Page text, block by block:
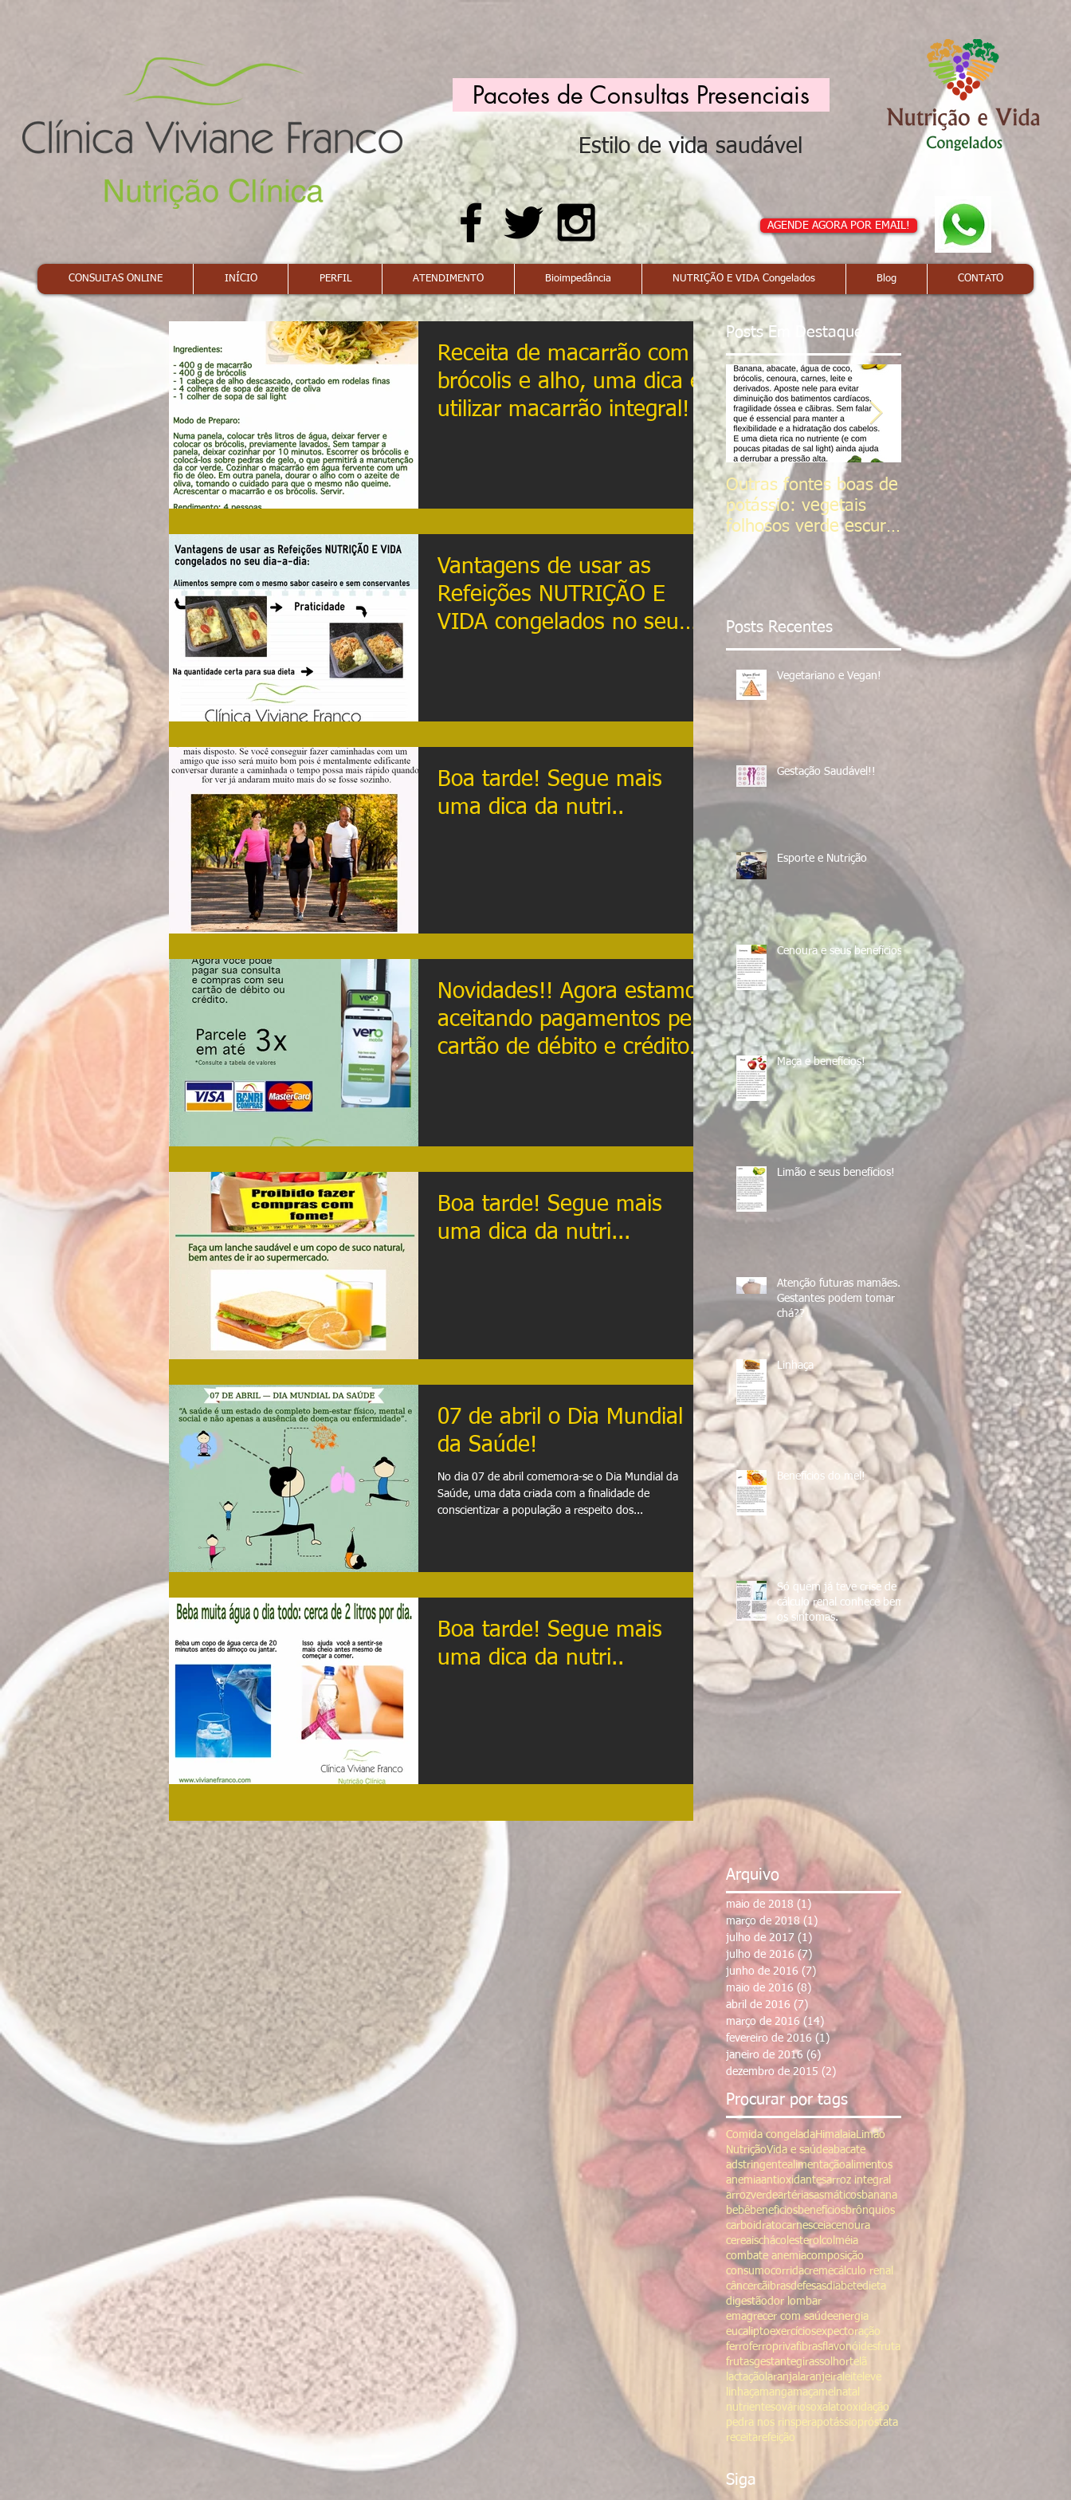
Pacotes de Consultas Presenciais
Estilo de vida saudável
AGENDE AGORA POR EMAIL!
CONSULTAS ONLINE INÍCIO PERFIL ATENDIMENTO Bioimpedância NUTRIÇÃO E VIDA Congelados Blog CONTATO
Receita de macarrão com
brócolis e alho, uma dica é
utilizar macarrão integral!
Vantagens de usar as
Refeições NUTRIÇÃO E
VIDA congelados no seu
Boa tarde! Segue mais
uma dica da nutri..
Novidades!! Agora estamos
aceitando pagamentos pelo
cartão de débito e crédito
Boa tarde! Segue mais
uma dica da nutri...
07 de abril o Dia Mundial
da Saúde!
No dia 07 de abril comemora-se o Dia Mundial da
Saúde, uma data criada com a finalidade de
conscientizar a população a respeito dos...
Boa tarde! Segue mais
uma dica da nutri..
Posts Em Destaque
Outras fontes boas de
potássio: vegetais
folhosos verde escuro,
frutas cítricas,
tomates, Sementes d
Sal do Himalaia
Posts Recentes
Vegetariano e Vegan!
Gestação Saudável!!
Esporte e Nutrição
Cenoura e seus benefícios!
Maça e benefícios!
Limão e seus benefícios!
Atenção futuras mamães....
Gestantes podem tomar
chá??
Linhaça
Benefícios do mel!
Só quem já teve crise de
cálculo renal conhece bem
os sintomas.
Arquivo
maio de 2018 (1) 1 post
março de 2018 (1) 1 post
julho de 2017 (1)
julho de 2016 (7) 7 posts
junho de 2016 (7)
maio de 2016 (8) 8 posts
abril de 2016 (7) 7 posts
março de 2016 (14)
fevereiro de 2016 (1) 1 post
janeiro de 2016 (6)
dezembro de 2015 (2)
Procurar por tags
Comida congeladaHimalaiaLimão
NutriçãoVida e saúdeabacate
adstringentealimentaçãoalimentos
anemiaantioxidantesarroz integral
arrozverdeartériasasmáticosbanana
bebêbeneficiosbenefíciosbrônquios
carboidratocarnesceiacenoura
cereaischácolesterol colméia
combate anemiacomposição
consumocorridacremecálculo renal
câncercãibrasdefesasdiabetedieta
digestãodor lombar
emagrecer com saúdeenergia
eucaliptoexercíciosexpectoração
ferroferroprivafibrasflavonóidesfruta
frutasgestantegirassol hortelã
lactação laranja laranjeira leite leve
linhaçamangamaçamel natal
nutrientesováriosoxalatooxidação
pedra nos rinsperapotássiopróstata
receitarefeição
Siga